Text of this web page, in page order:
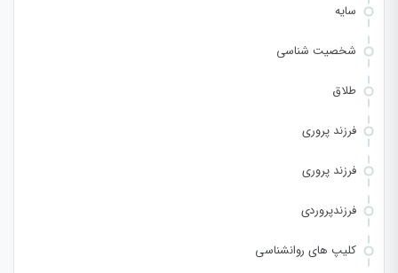
سایه
شخصیت شناسی
طلاق
فرزند پروری
فرزند پروری
فرزندپروردی
کلیپ های روانشناسی